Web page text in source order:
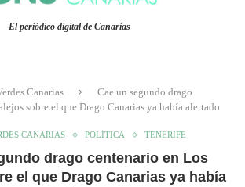
El periódico digital de Canarias
Canarias
Cae un segundo drago
sobre el que Drago Canarias ya había alertado
CANARIAS POLÍTICA TENERIFE
drago centenario en Los
el que Drago Canarias ya había